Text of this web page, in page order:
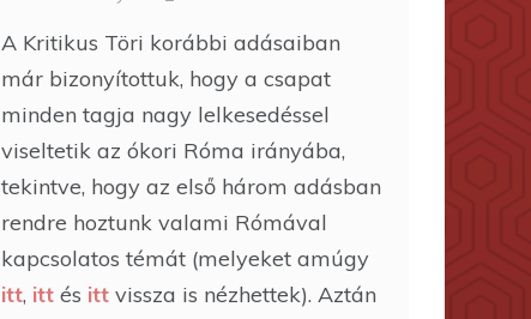
A Kritikus Töri korábbi adásaiban
már bizonyítottuk, hogy a csapat
minden tagja nagy lelkesedéssel
viseltetik az ókori Róma irányába,
tekintve, hogy az első három adásban
rendre hoztunk valami Rómával
kapcsolatos témát (melyeket amúgy
itt, itt és itt vissza is nézhettek). Aztán